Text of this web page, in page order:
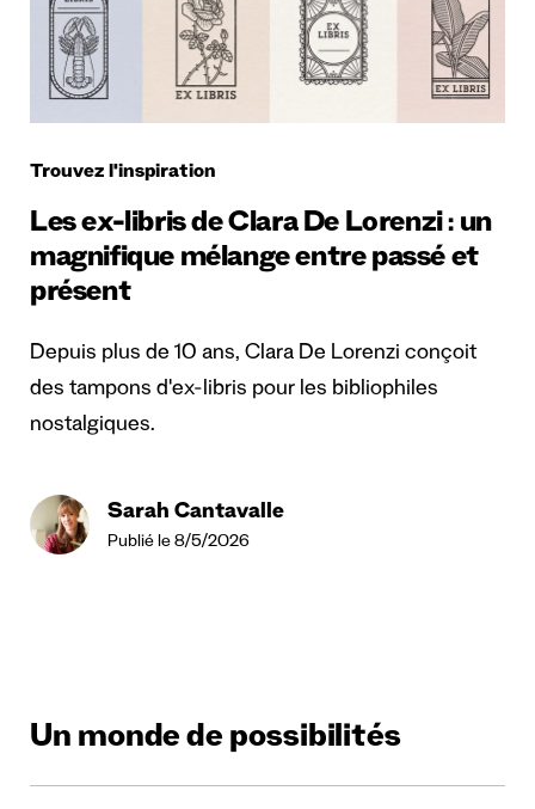
Trouvez l'inspiration
Les ex-libris de Clara De Lorenzi : un
magnifique mélange entre passé et
présent
Depuis plus de 10 ans, Clara De Lorenzi conçoit
des tampons d'ex-libris pour les bibliophiles
nostalgiques.
Sarah Cantavalle
Publié le 8/5/2026
Un monde de possibilités